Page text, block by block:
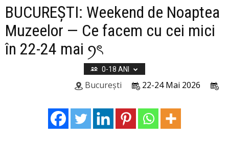
BUCUREȘTI: Weekend de Noaptea
Muzeelor — Ce facem cu cei mici
în 22-24 mai ꪆৎ
0-18 ANI
22-24 Mai 2026
București